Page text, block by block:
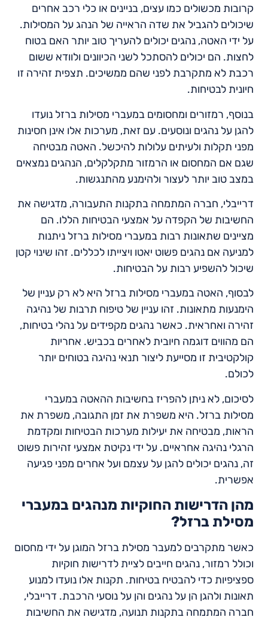
קרובות מכשולים כמו עצים, בניינים או כלי רכב אחרים
שיכולים להגביל את שדה הראייה של הנהג על המסילות.
על ידי האטה, נהגים יכולים להעריך טוב יותר האם בטוח
לחצות. הם יכולים להסתכל לשני הכיוונים ולוודא ששום
רכבת לא מתקרבת לפני שהם ממשיכים. תצפית זהירה זו
חיונית לבטיחות.
בנוסף, רמזורים ומחסומים במעברי מסילות ברזל נועדו
להגן על נהגים ונוסעים. עם זאת, מערכות אלו אינן חסינות
מפני תקלות ולעיתים עלולות להיכשל. האטה מבטיחה
שגם אם המחסום או הרמזור מתקלקלים, הנהגים נמצאים
במצב טוב יותר לעצור ולהימנע מהתנגשות.
דרייבלי, חברה המתמחה בתקנות התעבורה, מדגישה את
החשיבות של הקפדה על אמצעי הבטיחות הללו. הם
מציינים שתאונות רבות במעברי מסילות ברזל ניתנות
למניעה אם נהגים פשוט יאטו ויצייתו לכללים. זהו שינוי קטן
שיכול להשפיע רבות על הבטיחות.
לבסוף, האטה במעברי מסילות ברזל היא לא רק עניין של
הימנעות מתאונות. זהו עניין של טיפוח תרבות של נהיגה
זהירה ואחראית. כאשר נהגים מקפידים על נהלי בטיחות,
הם מהווים דוגמה חיובית לאחרים בכביש. אחריות
קולקטיבית זו מסייעת ליצור תנאי נהיגה בטוחים יותר
לכולם.
לסיכום, לא ניתן להפריז בחשיבות ההאטה במעברי
מסילות ברזל. היא משפרת את זמן התגובה, משפרת את
הראות, מבטיחה את יעילות מערכות הבטיחות ומקדמת
הרגלי נהיגה אחראיים. על ידי נקיטת אמצעי זהירות פשוט
זה, נהגים יכולים להגן על עצמם ועל אחרים מפני פגיעה
אפשרית.
מהן הדרישות החוקיות מנהגים במעברי
מסילת ברזל?
כאשר מתקרבים למעבר מסילת ברזל המוגן על ידי מחסום
וכולל רמזור, נהגים חייבים לציית לדרישות חוקיות
ספציפיות כדי להבטיח בטיחות. תקנות אלו נועדו למנוע
תאונות ולהגן הן על נהגים והן על נוסעי הרכבת. דרייבלי,
חברה המתמחה בתקנות תנועה, מדגישה את החשיבות